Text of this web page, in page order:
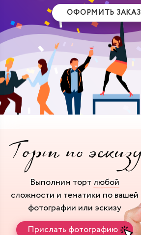
ОФОРМИТЬ ЗАКАЗ
Выполним торт любой
сложности и тематики по вашей
фотографии или эскизу
Прислать фотографию